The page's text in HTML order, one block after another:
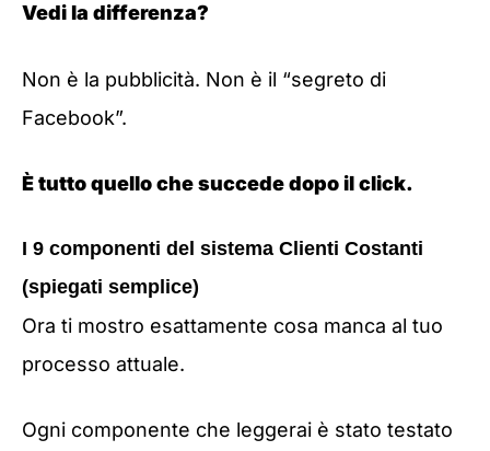
Vedi la differenza?
Non è la pubblicità. Non è il “segreto di
Facebook”.
È tutto quello che succede dopo il click.
I 9 componenti del sistema Clienti Costanti
(spiegati semplice)
Ora ti mostro esattamente cosa manca al tuo
processo attuale.
Ogni componente che leggerai è stato testato